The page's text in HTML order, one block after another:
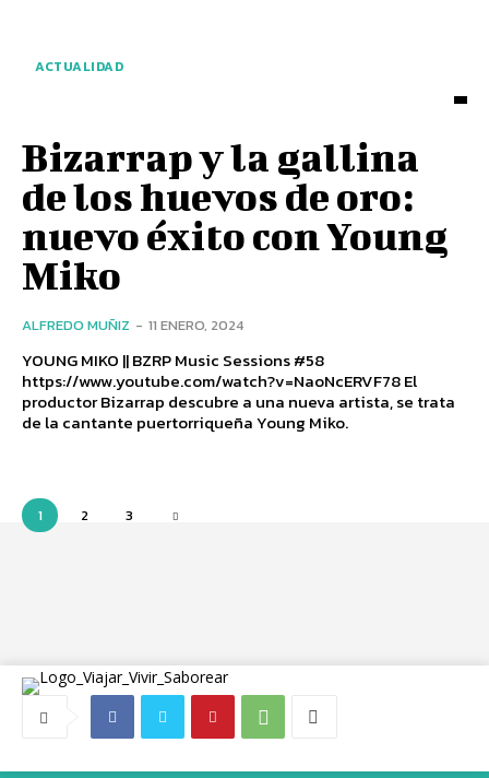
ACTUALIDAD
Bizarrap y la gallina
de los huevos de oro:
nuevo éxito con Young
Miko
ALFREDO MUÑIZ - 11 ENERO, 2024
YOUNG MIKO || BZRP Music Sessions #58
https://www.youtube.com/watch?v=NaoNcERVF78 El
productor Bizarrap descubre a una nueva artista, se trata
de la cantante puertorriqueña Young Miko.
1 2 3